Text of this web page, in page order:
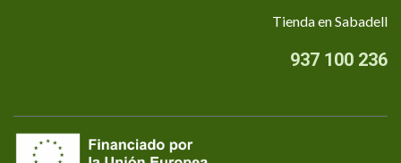
Tienda en Sabadell
937 100 236